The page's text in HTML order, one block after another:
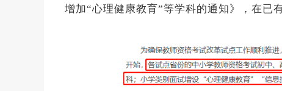
增加“心理健康教育”等学科的通知》，在已